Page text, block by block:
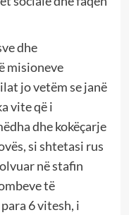
dhe
misioneve
jo vetëm se janë
vite që i
dhe kokëçarje
si shtetasi rus
në stafin
të
6 vitesh, i